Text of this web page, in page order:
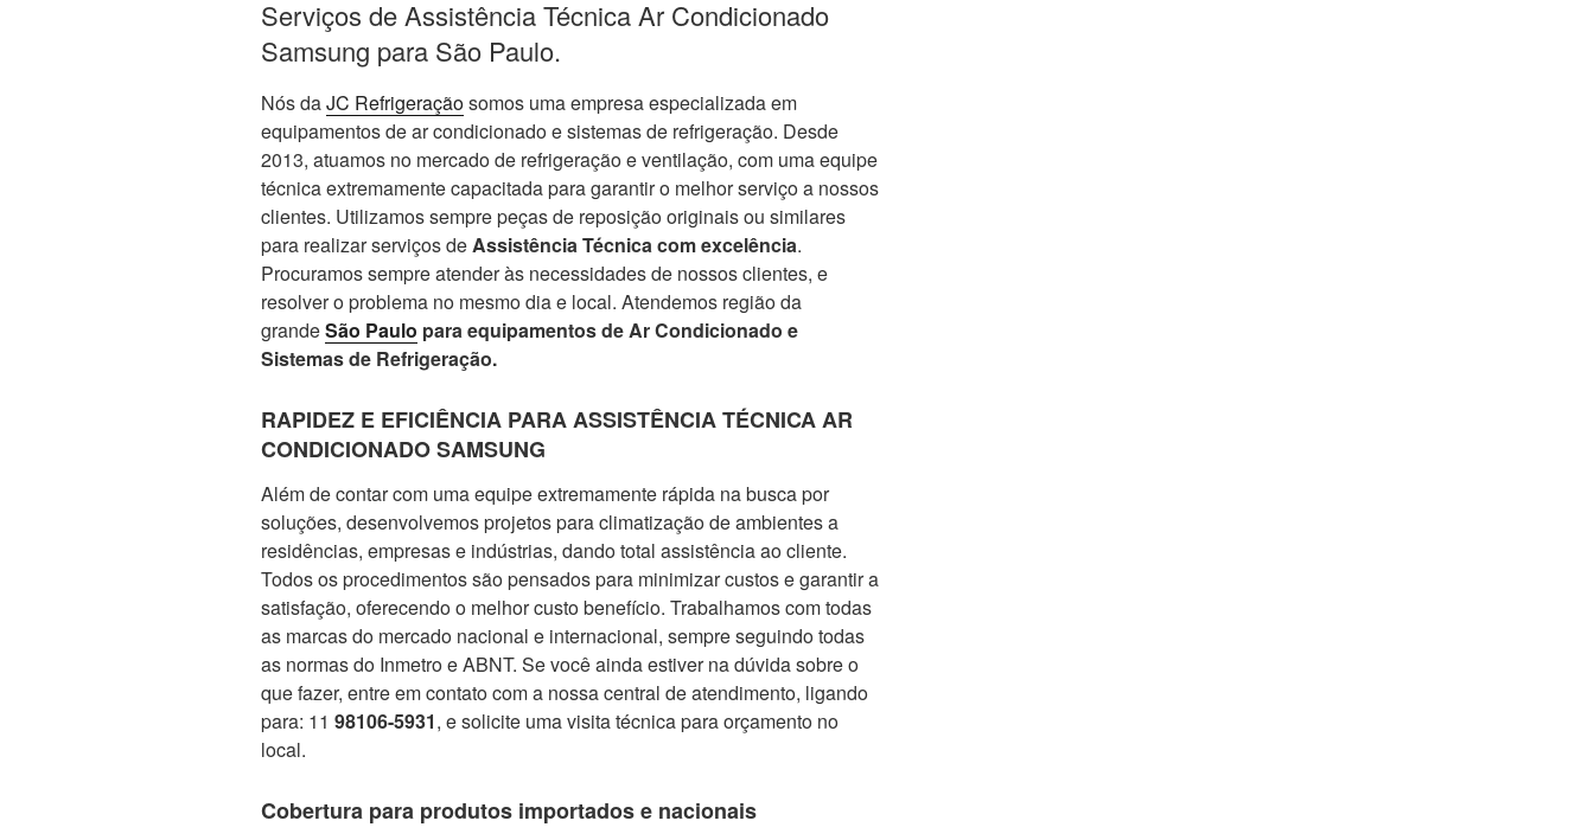
Serviços de Assistência Técnica Ar Condicionado
Samsung para São Paulo.
Nós daJC Refrigeraçãosomos uma empresa especializada em
equipamentos de ar condicionado e sistemas de refrigeração. Desde
2013, atuamos no mercado de refrigeração e ventilação, com uma equipe
técnica extremamente capacitada para garantir o melhor serviço a nossos
clientes. Utilizamos sempre peças de reposição originais ou similares
para realizar serviços deAssistência Técnica com excelência.
Procuramos sempre atender às necessidades de nossos clientes, e
resolver o problema no mesmo dia e local. Atendemos região da
grandeSão Paulo para equipamentos de Ar Condicionado e
Sistemas de Refrigeração.
RAPIDEZ E EFICIÊNCIA PARA ASSISTÊNCIA TÉCNICA AR
CONDICIONADO SAMSUNG
Além de contar com uma equipe extremamente rápida na busca por
soluções, desenvolvemos projetos para climatização de ambientes a
residências, empresas e indústrias, dando total assistência ao cliente.
Todos os procedimentos são pensados para minimizar custos e garantir a
satisfação, oferecendo o melhor custo benefício. Trabalhamos com todas
as marcas do mercado nacional e internacional, sempre seguindo todas
as normas do Inmetro e ABNT. Se você ainda estiver na dúvida sobre o
que fazer, entre em contato com a nossa central de atendimento, ligando
para: 11 98106-5931, e solicite uma visita técnica para orçamento no
local.
Cobertura para produtos importados e nacionais